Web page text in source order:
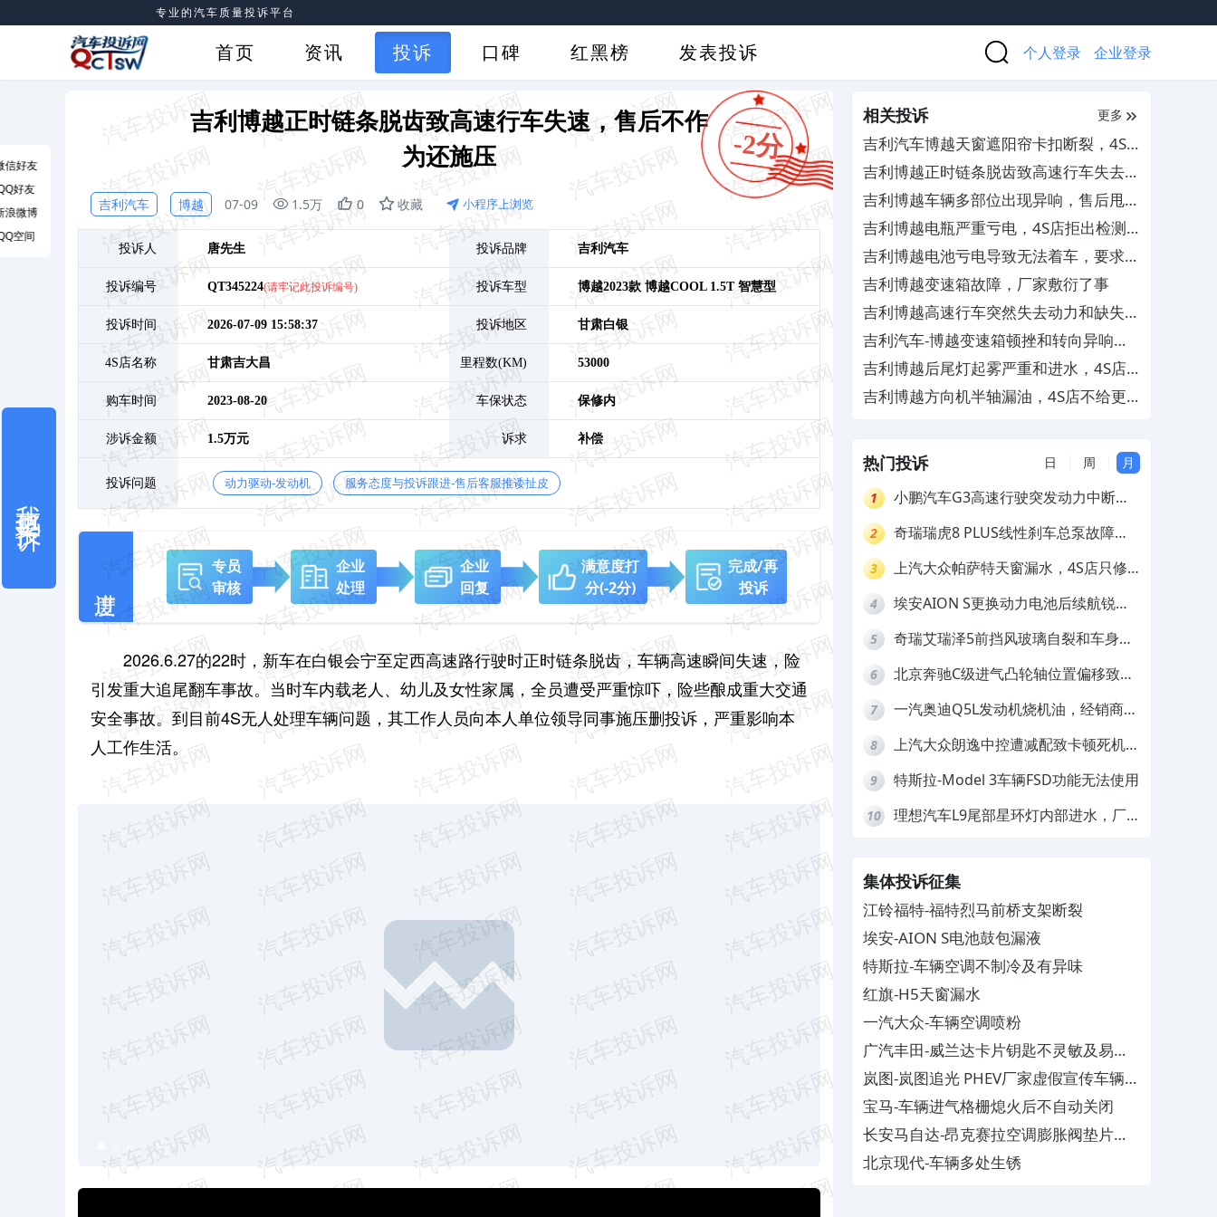
专业的汽车质量投诉平台
首页 资讯 投诉 口碑 红黑榜 发表投诉 个人登录 企业登录
-2分
吉利博越正时链条脱齿致高速行车失速，售后不作
为还施压
吉利汽车 博越 07-09 1.5万 0 收藏 小程序上浏览
投诉人 唐先生 投诉品牌 吉利汽车
投诉编号 QT345224(请牢记此投诉编号) 投诉车型 博越2023款 博越COOL 1.5T 智慧型
投诉时间 2026-07-09 15:58:37 投诉地区 甘肃白银
4S店名称 甘肃吉大昌 里程数(KM) 53000
购车时间 2023-08-20 车保状态 保修内
涉诉金额 1.5万元 诉求 补偿
投诉问题 动力驱动-发动机 服务态度与投诉跟进-售后客服推诿扯皮
专员
审核
企业
处理
企业
回复
满意度打
分(-2分)
完成/再
投诉
2026.6.27的22时，新车在白银会宁至定西高速路行驶时正时链条脱齿，车辆高速瞬间失速，险
引发重大追尾翻车事故。当时车内载老人、幼儿及女性家属，全员遭受严重惊吓，险些酿成重大交通
安全事故。到目前4S无人处理车辆问题，其工作人员向本人单位领导同事施压删投诉，严重影响本
人工作生活。
相关投诉 更多
吉利汽车博越天窗遮阳帘卡扣断裂，4S
店需自费维修
吉利博越正时链条脱齿致高速行车失去动
力，4S店救援不力且拒绝赔偿
吉利博越车辆多部位出现异响，售后甩锅
敷衍维修
吉利博越电瓶严重亏电，4S店拒出检测
报告
吉利博越电池亏电导致无法着车，要求厂
家免费维修
吉利博越变速箱故障，厂家敷衍了事
吉利博越高速行车突然失去动力和缺失档
位，要求厂家换车并补偿
吉利汽车-博越变速箱顿挫和转向异响及
喇叭失灵
吉利博越后尾灯起雾严重和进水，4S店
不予更换维修
吉利博越方向机半轴漏油，4S店不给更
热门投诉 日 周 月
1
小鹏汽车G3高速行驶突发动力中断，
2
奇瑞瑞虎8 PLUS线性刹车总泵故障，
3
上汽大众帕萨特天窗漏水，4S店只修
4
埃安AION S更换动力电池后续航锐
5
奇瑞艾瑞泽5前挡风玻璃自裂和车身多
6
北京奔驰C级进气凸轮轴位置偏移致发
7
一汽奥迪Q5L发动机烧机油，经销商推
8
上汽大众朗逸中控遭减配致卡顿死机，
9 特斯拉-Model 3车辆FSD功能无法使用
10
理想汽车L9尾部星环灯内部进水，厂
集体投诉征集
江铃福特-福特烈马前桥支架断裂
埃安-AION S电池鼓包漏液
特斯拉-车辆空调不制冷及有异味
红旗-H5天窗漏水
一汽大众-车辆空调喷粉
广汽丰田-威兰达卡片钥匙不灵敏及易消
磁
岚图-岚图追光 PHEV厂家虚假宣传车辆配
置与功能
宝马-车辆进气格栅熄火后不自动关闭
长安马自达-昂克赛拉空调膨胀阀垫片生
锈
北京现代-车辆多处生锈
信好友
好友
浪微博
空间